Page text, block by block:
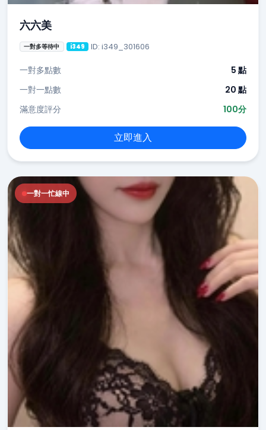
六六美
一對多等待中 i349 ID: i349_301606
一對多點數
5 點
一對一點數
20 點
滿意度評分
100分
立即進入
一對一忙線中